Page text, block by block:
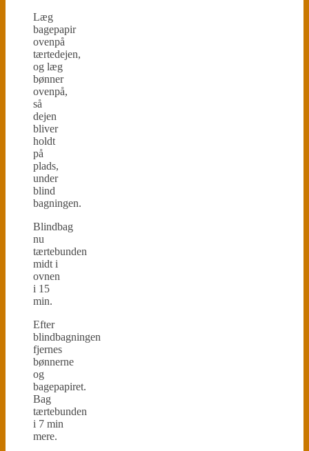
Læg
bagepapir
ovenpå
tærtedejen,
og læg
bønner
ovenpå,
så
dejen
bliver
holdt
på
plads,
under
blind
bagningen.
Blindbag
nu
tærtebunden
midt i
ovnen
i 15
min.
Efter
blindbagningen
fjernes
bønnerne
og
bagepapiret.
Bag
tærtebunden
i 7 min
mere.